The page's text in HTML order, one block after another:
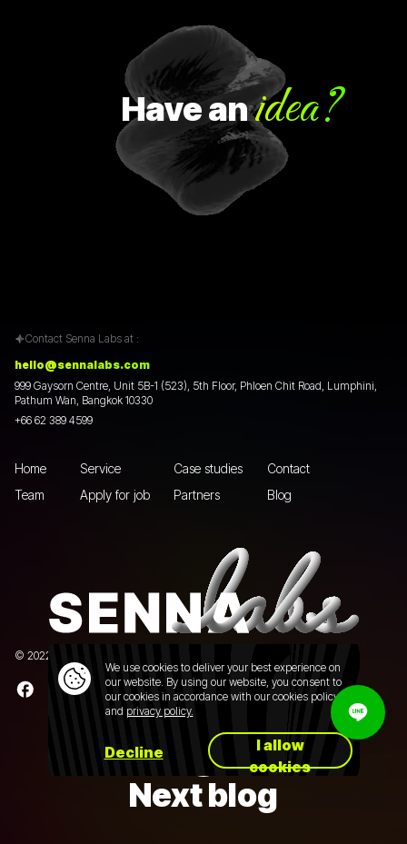
We use cookies to deliver your best experience on
our website. By using our website, you consent to
our cookies in accordance with our cookies policy
and privacy policy.
Decline
I allow
cookies
Haveanidea?
Contact Senna Labs at :
hello@sennalabs.com
999 Gaysorn Centre, Unit 5B-1 (523), 5th Floor, Phloen Chit Road, Lumphini,
Pathum Wan, Bangkok 10330
+66 62 389 4599
Home Service Case studies
Contact
Team
Apply for job Partners Blog
© 2022 Senna Labs Co., Ltd.All rights reserved. |
Next blog